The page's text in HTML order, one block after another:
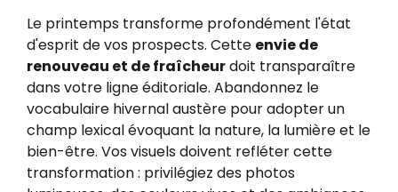
Le printemps transforme profondément l'état
d'esprit de vos prospects. Cette envie de
renouveau et de fraîcheurdoit transparaître
dans votre ligne éditoriale. Abandonnez le
vocabulaire hivernal austère pour adopter un
champ lexical évoquant la nature, la lumière et le
bien-être. Vos visuels doivent refléter cette
transformation : privilégiez des photos